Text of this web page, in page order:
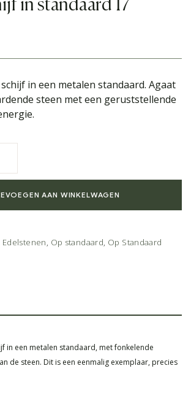
in standaard 17
in een metalen standaard. Agaat
steen met een geruststellende
AAN WINKELWAGEN
Edelstenen, Op standaard, Op Standaard
in een metalen standaard, met fonkelende
de steen. Dit is een eenmalig exemplaar, precies